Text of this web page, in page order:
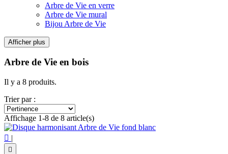
Arbre de Vie en verre
Arbre de Vie mural
Bijou Arbre de Vie
Effacer les filtres
€
Arbre de Vie
Voir les Produits8
Afficher plus
Arbre de Vie en bois
Il y a 8 produits.
Trier par :
Affichage 1-8 de 8 article(s)
 |
